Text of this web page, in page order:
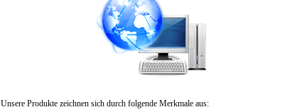
Unsere Produkte zeichnen sich durch folgende Merkmale aus: